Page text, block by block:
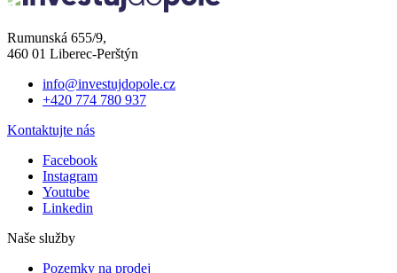
Rumunská 655/9,
460 01 Liberec-Perštýn
info@investujdopole.cz
+420 774 780 937
Kontaktujte nás
Facebook
Instagram
Youtube
Linkedin
Naše služby
Pozemky na prodej